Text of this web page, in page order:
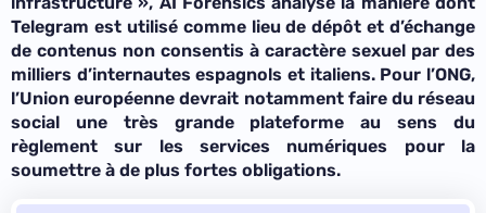
Telegram est utilisé comme lieu de dépôt et d’échange
de contenus non consentis à caractère sexuel par des
milliers d’internautes espagnols et italiens. Pour l’ONG,
l’Union européenne devrait notamment faire du réseau
social une très grande plateforme au sens du
règlement sur les services numériques pour la
soumettre à de plus fortes obligations.